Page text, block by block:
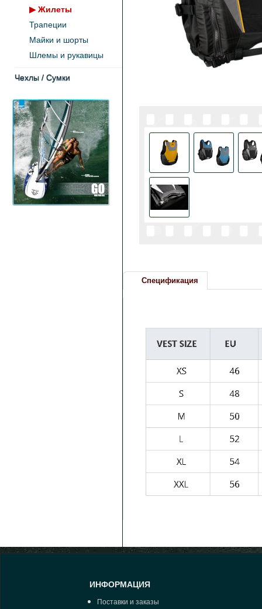
▶Жилеты
Трапеции
Майки и шорты
Шлемы и рукавицы
Чехлы / Cумки
Спецификация
ИНФОРМАЦИЯ
Поставки и заказы